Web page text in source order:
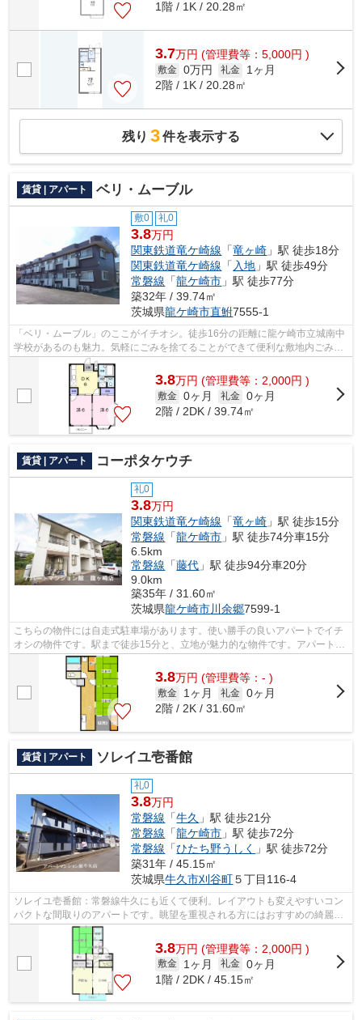
1階 / 1K / 20.28㎡
3.7万円 (管理費等：5,000円 )
敷金 0万円 礼金
1ヶ月
2階 / 1K / 20.28㎡
残り 3件を表示する
賃貸 | アパート ベリ・ムーブル
敷0 礼0
3.8万円
関東鉄道竜ケ崎線 「竜ヶ崎 」駅 徒歩18分
関東鉄道竜ケ崎線 「 入地 」駅 徒歩49分
常磐線 「龍ケ崎市 」駅 徒歩77分
築32年 / 39.74㎡
茨城県龍ケ崎市直鮒7555-1
「ベリ・ムーブル」のここがイチオシ。徒歩16分の距離に龍ケ崎市立城南中
学校があるのも魅力。気軽にごみを捨てることができて便利な敷地内ごみ置
き場つきの物件です。ATMに行かずとも...
3.8万円 (管理費等：2,000円 )
敷金 0ヶ月 礼金 0ヶ月
2階 / 2DK / 39.74㎡
賃貸 | アパート コーポタケウチ
礼0
3.8万円
関東鉄道竜ケ崎線 「竜ヶ崎 」駅 徒歩15分
常磐線 「龍ケ崎市 」駅 徒歩74分車15分
6.5km
常磐線 「藤代 」駅 徒歩94分車20分
9.0km
築35年 / 31.60㎡
茨城県龍ケ崎市川余郷7599-1
こちらの物件には自走式駐車場があります。使い勝手の良いアパートでイチ
オシの物件です。駅まで徒歩15分と、立地が魅力的な物件です。アパートマ
ンション館 龍ヶ崎店が紹介する関東...
3.8万円 (管理費等：- )
敷金 1ヶ月 礼金 0ヶ月
2階 / 2K / 31.60㎡
賃貸 | アパート ソレイユ壱番館
礼0
3.8万円
常磐線 「牛久 」駅 徒歩21分
常磐線 「龍ケ崎市 」駅 徒歩72分
常磐線 「ひたち野うしく
」駅 徒歩72分
築31年 / 45.15㎡
茨城県牛久市刈谷町５丁目116-4
ソレイユ壱番館：常磐線牛久にも近くて便利。レイアウトも変えやすいコン
パクトな間取りのアパートです。眺望を重視される方にはおすすめの綺麗な
景色が楽しめる最上階の物件です。常...
3.8万円 (管理費等：2,000円 )
敷金 1ヶ月 礼金 0ヶ月
1階 / 2DK / 45.15㎡